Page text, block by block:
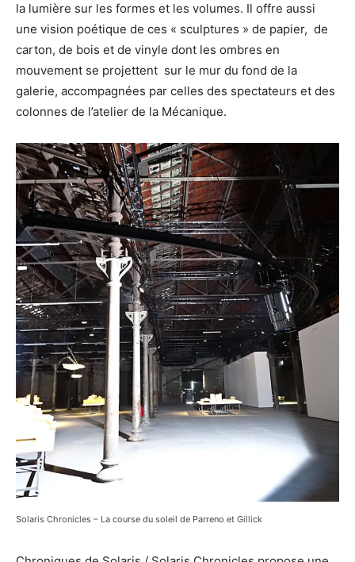
la lumière sur les formes et les volumes. Il offre aussi
une vision poétique de ces « sculptures » de papier, de
carton, de bois et de vinyle dont les ombres en
mouvement se projettent sur le mur du fond de la
galerie, accompagnées par celles des spectateurs et des
colonnes de l’atelier de la Mécanique.
Solaris Chronicles – La course du soleil de Parreno et Gillick